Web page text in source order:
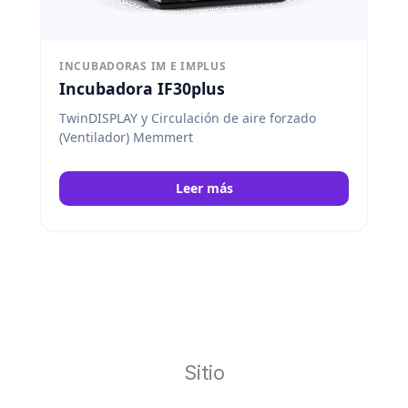
INCUBADORAS IM E IMPLUS
Incubadora IF30plus
TwinDISPLAY y Circulación de aire forzado
(Ventilador) Memmert
Leer más
Sitio